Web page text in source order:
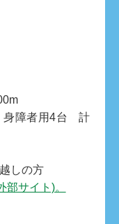
身障者用4台 計
しの方
サイト)。